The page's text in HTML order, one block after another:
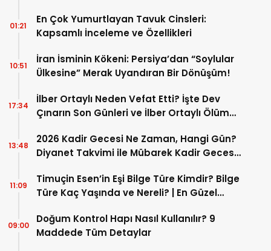
En Çok Yumurtlayan Tavuk Cinsleri:
Kapsamlı İnceleme ve Özellikleri
01:21
İran İsminin Kökeni: Persiya’dan “Soylular
Ülkesine” Merak Uyandıran Bir Dönüşüm!
10:51
İlber Ortaylı Neden Vefat Etti? İşte Dev
Çınarın Son Günleri ve İlber Ortaylı Ölüm
17:34
2026 Kadir Gecesi Ne Zaman, Hangi Gün?
Diyanet Takvimi ile Mübarek Kadir Gecesi
13:48
Timuçin Esen’in Eşi Bilge Türe Kimdir? Bilge
Türe Kaç Yaşında ve Nereli? | En Güzel
11:09
Doğum Kontrol Hapı Nasıl Kullanılır? 9
Maddede Tüm Detaylar
09:00